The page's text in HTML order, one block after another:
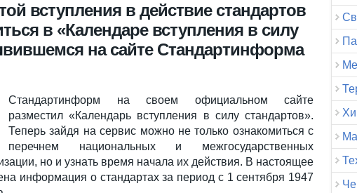
вступления в действие стандартов
в «Календаре вступления в силу
на сайте Стандартинформа
Стандартинформ на своем официальном сайте
разместил «Календарь вступления в силу стандартов».
Теперь зайдя на сервис можно не только ознакомиться с
перечнем национальных и межгосударственных
но и узнать время начала их действия. В настоящее
информация о стандартах за период с 1 сентября 1947